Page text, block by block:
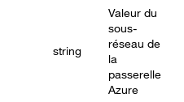
string
Valeur du
sous-
réseau de
la
passerelle
Azure